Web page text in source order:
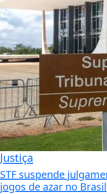
Justiça
STF suspende
jogos de azar no Brasil